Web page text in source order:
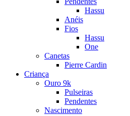
Hassu
Anéis
Fios
Hassu
One
Canetas
Pierre Cardin
Criança
Ouro 9k
Pulseiras
Pendentes
Nascimento